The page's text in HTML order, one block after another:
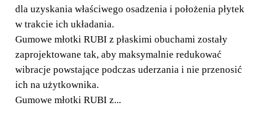
dla uzyskania właściwego osadzenia i położenia płytek
w trakcie ich układania.
Gumowe młotki RUBI z płaskimi obuchami zostały
zaprojektowane tak, aby maksymalnie redukować
wibracje powstające podczas uderzania i nie przenosić
ich na użytkownika.
Gumowe młotki RUBI z...